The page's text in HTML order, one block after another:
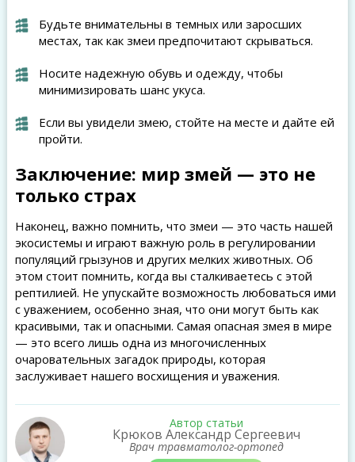
Будьте внимательны в темных или заросших
местах, так как змеи предпочитают скрываться.
Носите надежную обувь и одежду, чтобы
минимизировать шанс укуса.
Если вы увидели змею, стойте на месте и дайте ей
пройти.
Заключение: мир змей — это не
только страх
Наконец, важно помнить, что змеи — это часть нашей
экосистемы и играют важную роль в регулировании
популяций грызунов и других мелких животных. Об
этом стоит помнить, когда вы сталкиваетесь с этой
рептилией. Не упускайте возможность любоваться ими
с уважением, особенно зная, что они могут быть как
красивыми, так и опасными. Самая опасная змея в мире
— это всего лишь одна из многочисленных
очаровательных загадок природы, которая
заслуживает нашего восхищения и уважения.
Автор статьи
Крюков Александр Сергеевич
Врач травматолог-ортопед